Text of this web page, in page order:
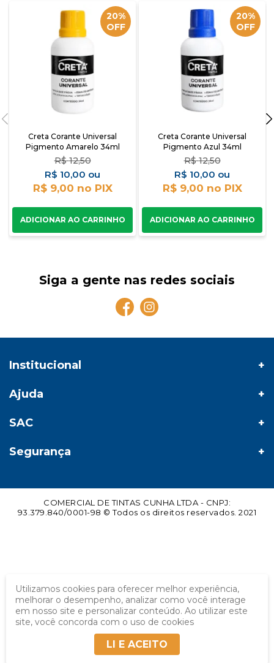
20%
OFF
Creta Corante Universal
Pigmento Amarelo 34ml
R$ 12,50
R$ 10,00
R$ 9,00
20%
OFF
Creta Corante Universal
Pigmento Azul 34ml
R$ 12,50
R$ 10,00
R$ 9,00
Utilizamos cookies para oferecer melhor experiência,
melhorar o desempenho, analizar como você interage
em nosso site e personalizar conteúdo. Ao utilizar este
site, você concorda com o uso de cookies
LI E ACEITO
Siga a gente nas redes sociais
Institucional
Ajuda
SAC
Segurança
COMERCIAL DE TINTAS CUNHA LTDA - CNPJ:
93.379.840/0001-98 © Todos os direitos reservados. 2021